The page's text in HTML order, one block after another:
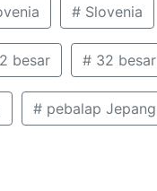
# Slovenia
besar # 32 besar
# pebalap Jepang